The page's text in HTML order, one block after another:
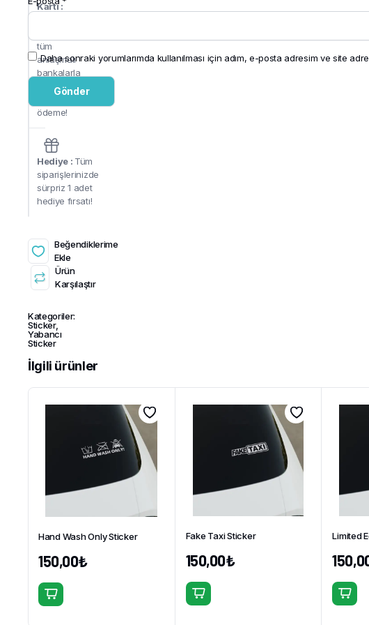
Kartı :
tüm
anlaşmalı
bankalarla
güvenli ve
ödeme!
Hediye : Tüm
siparişlerinizde
sürpriz 1 adet
hediye fırsatı!
Beğendiklerime
Ekle
Ürün
Karşılaştır
Kategoriler:
Sticker,
Yabancı
Sticker
Daha sonraki yorumlarımda kullanılması için adım, e-posta adresim ve site
İlgili ürünler
Hand Wash Only Sticker
150,00₺
Bu
Fake Taxi Sticker
150,00₺
Bu
Limited
Bu